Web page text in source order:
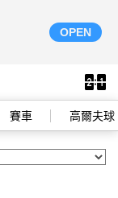
OPEN
賽車 高爾夫球